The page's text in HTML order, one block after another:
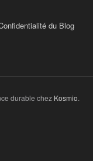
du Blog
durable chez Kosmio.